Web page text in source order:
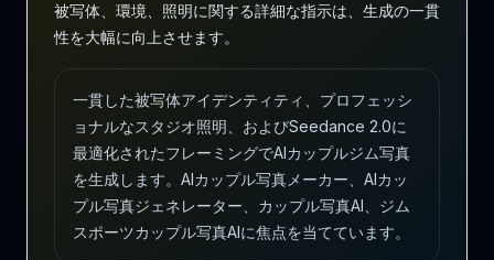
被写体、環境、照明に関する詳細な指示は、生成の一貫
性を大幅に向上させます。
一貫した被写体アイデンティティ、プロフェッシ
ョナルなスタジオ照明、およびSeedance 2.0に
最適化されたフレーミングでAIカップルジム写真
を生成します。AIカップル写真メーカー、AIカッ
プル写真ジェネレーター、カップル写真AI、ジム
スポーツカップル写真AIに焦点を当てています。